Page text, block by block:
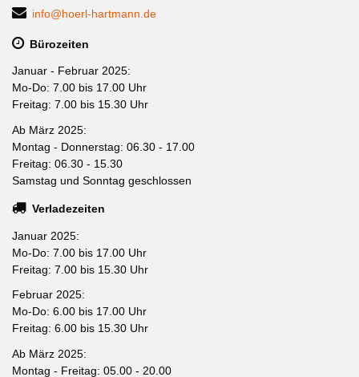
info@hoerl-hartmann.de
Bürozeiten
Januar - Februar 2025:
Mo-Do: 7.00 bis 17.00 Uhr
Freitag: 7.00 bis 15.30 Uhr
Ab März 2025:
Montag - Donnerstag: 06.30 - 17.00
Freitag: 06.30 - 15.30
Samstag und Sonntag geschlossen
Verladezeiten
Januar 2025:
Mo-Do: 7.00 bis 17.00 Uhr
Freitag: 7.00 bis 15.30 Uhr
Februar 2025:
Mo-Do: 6.00 bis 17.00 Uhr
Freitag: 6.00 bis 15.30 Uhr
Ab März 2025:
Montag - Freitag: 05.00 - 20.00